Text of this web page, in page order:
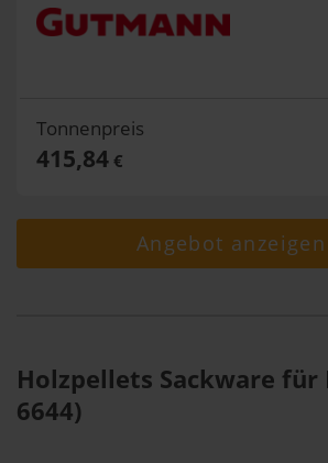
Tonnenpreis
415,84€
Angebot anzeigen
Holzpellets Sackware für
6644)